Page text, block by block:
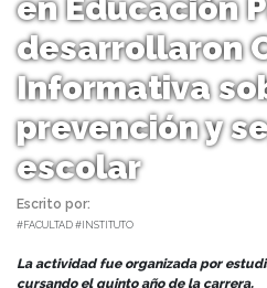
en Educación
desarrollaron
Informativa
prevención y
escolar
Escrito por:
#FACULTAD #INSTITUTO
La actividad fue organizada por
cursando el quinto año de la carrera.